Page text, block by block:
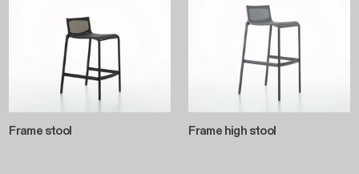
Frame stool Frame high stool